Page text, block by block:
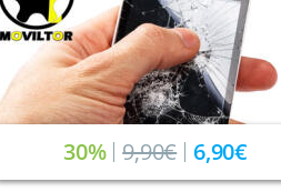
30% 9,90€ 6,90€